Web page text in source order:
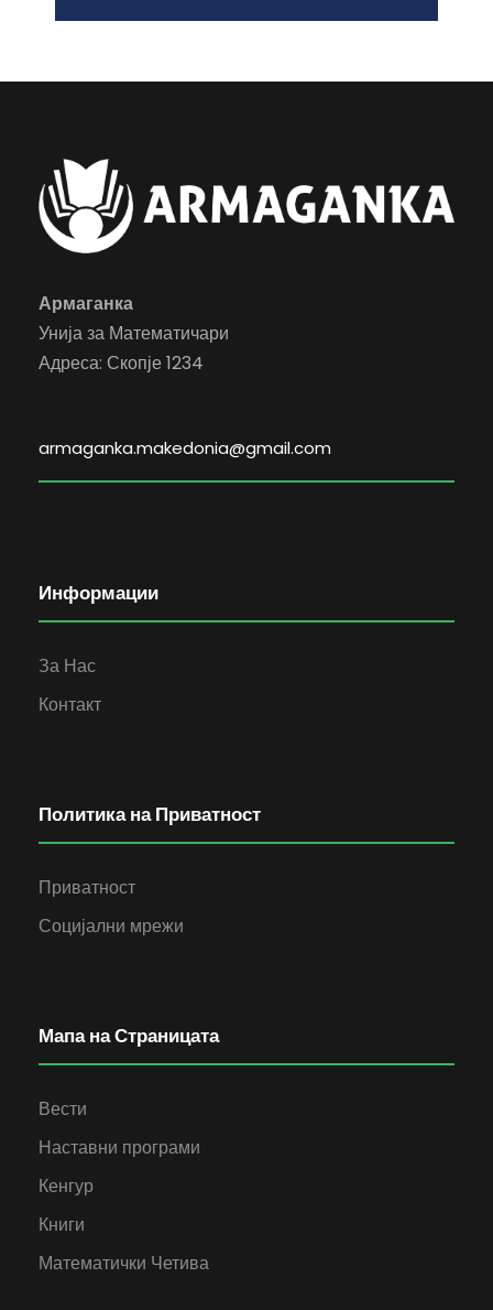
Армаганка
Унија за Математичари
Адреса: Скопје 1234
armaganka.makedonia@gmail.com
Информации
За Нас
Контакт
Политика на Приватност
Приватност
Социјални мрежи
Мапа на Страницата
Вести
Наставни програми
Кенгур
Книги
Математички Четива